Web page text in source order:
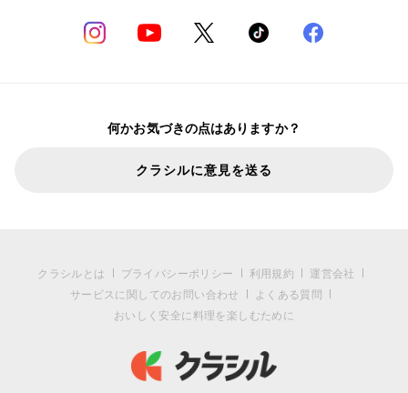
何かお気づきの点はありますか？
クラシルに意見を送る
クラシルとは プライバシーポリシー 利用規約
運営会社
サービスに関してのお問い合わせ
よくある質問
おいしく安全に料理を楽しむために